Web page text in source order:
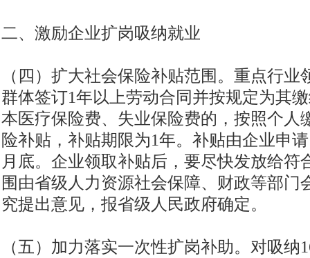
二、激励企业扩岗吸纳就业
（四）扩大社会保险补贴范围。重点行
群体签订1年以上劳动合同并按规定为其
本医疗保险费、失业保险费的，按照个人
险补贴，补贴期限为1年。补贴由企业申
月底。企业领取补贴后，要尽快发放给符
围由省级人力资源社会保障、财政等部门
究提出意见，报省级人民政府确定。
（五）加力落实一次性扩岗补助。对吸